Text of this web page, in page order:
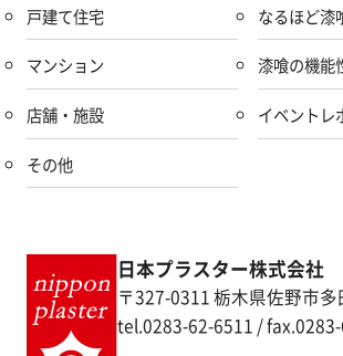
戸建て住宅
マンション
店舗・施設
その他
なるほど漆
漆喰の機能
イベントレ
日本プラスター株式会社
〒327-0311 栃木県佐野市
tel.0283-62-6511 /